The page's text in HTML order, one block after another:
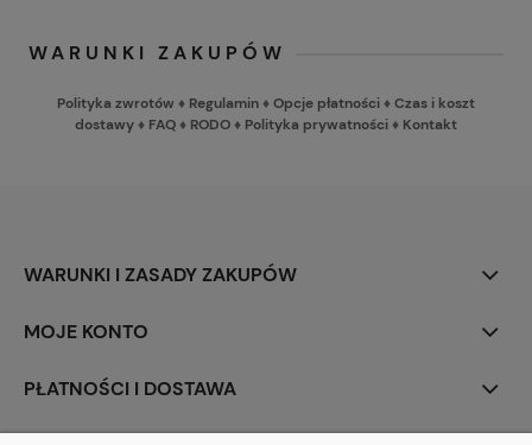
WARUNKI ZAKUPÓW
Polityka zwrotów ♦ Regulamin♦Opcje płatności♦Czas i koszt
dostawy♦ FAQ♦ RODO♦ Polityka prywatności♦ Kontakt
WARUNKI I ZASADY ZAKUPÓW
MOJE KONTO
PŁATNOŚCI I DOSTAWA